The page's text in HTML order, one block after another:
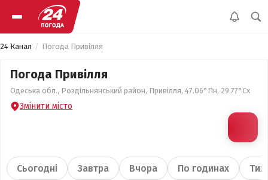
24 Канал Погода Привілля
Погода Привілля
Одеська обл., Роздільнянський район, Привілля, 47.06°Пн, 29.77°Сх
Змінити місто
Сьогодні Завтра Вчора По годинах